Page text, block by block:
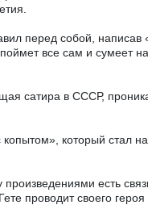
перед собой,
все сам и сумеет
сатира в СССР,
который стал
есть
проводит своего